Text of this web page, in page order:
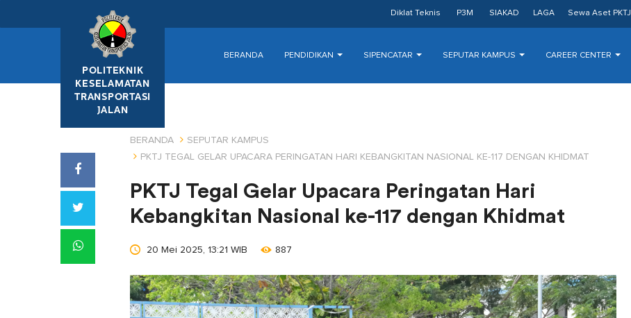
Diklat Teknis P3M SIAKAD LAGA Sewa Aset PKTJ
POLITEKNIK
KESELAMATAN
TRANSPORTASI
JALAN
BERANDA PENDIDIKAN SIPENCATAR SEPUTAR KAMPUS CAREER CENTER
BERANDA
SEPUTAR KAMPUS
PKTJ TEGAL GELAR UPACARA PERINGATAN HARI KEBANGKITAN NASIONAL KE-117 DENGAN KHIDMAT
PKTJ Tegal Gelar Upacara Peringatan Hari
Kebangkitan Nasional ke-117 dengan Khidmat
20 Mei 2025, 13:21 WIB 887